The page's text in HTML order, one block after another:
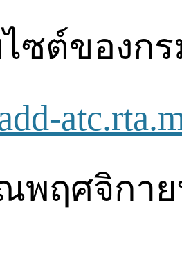
ไซต์ของก
พฤศจิกาย